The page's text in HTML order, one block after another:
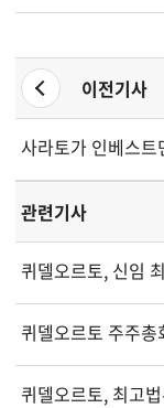
이전기사
사라토가 인베스트
관련기사
퀴델오르토, 신임
퀴델오르토 주주
퀴델오르토, 최고